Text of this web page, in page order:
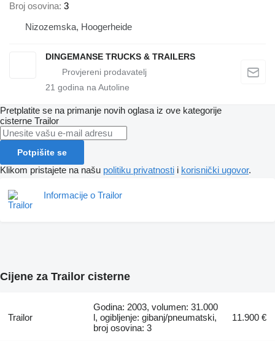
Broj osovina 3
Nizozemska, Hoogerheide
DINGEMANSE TRUCKS & TRAILERS
21 godina na Autoline
Pretplatite se na primanje novih oglasa iz ove kategorije
cisterne Trailor
Potpišite se
Klikom pristajete na našu politiku privatnosti i korisnički ugovor.
Informacije o Trailor
Cijene za Trailor cisterne
Trailor
Godina: 2003, volumen: 31.000
l, ogibljenje: gibanj/pneumatski,
broj osovina: 3
11.900 €